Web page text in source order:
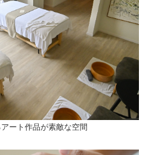
ート作品が素敵な空間